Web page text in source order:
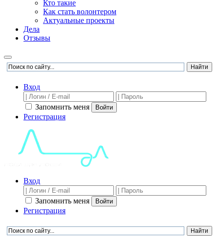
Кто такие
Как стать волонтером
Актуальные проекты
Дела
Отзывы
Вход
Запомнить меня Войти
Регистрация
Вход
Запомнить меня Войти
Регистрация